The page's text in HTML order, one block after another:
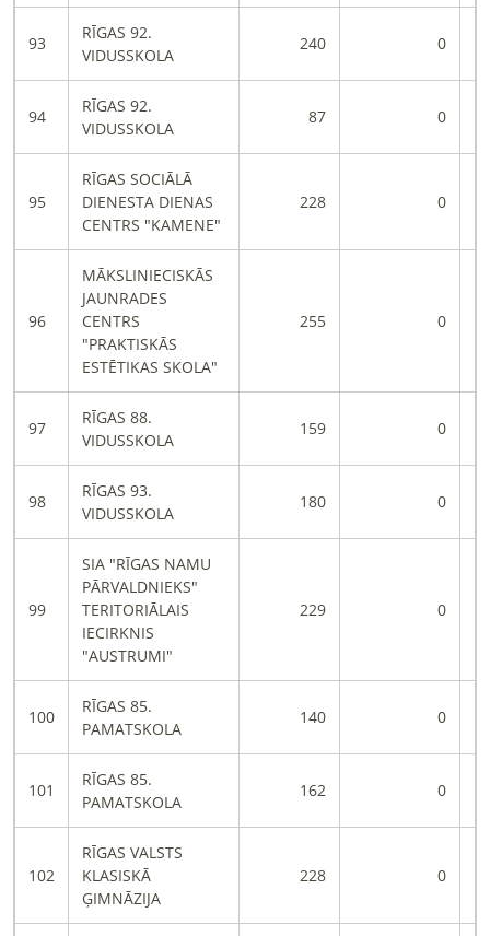
93
RĪGAS 92.
VIDUSSKOLA
240 0
94
RĪGAS 92.
VIDUSSKOLA
87 0
95
RĪGAS SOCIĀLĀ
DIENESTA DIENAS
CENTRS "KAMENE"
228 0
96
MĀKSLINIECISKĀS
JAUNRADES
CENTRS
"PRAKTISKĀS
ESTĒTIKAS SKOLA"
255 0
97
RĪGAS 88.
VIDUSSKOLA
159 0
98
RĪGAS 93.
VIDUSSKOLA
180 0
99
SIA "RĪGAS NAMU
PĀRVALDNIEKS"
TERITORIĀLAIS
IECIRKNIS
"AUSTRUMI"
229 0
100
RĪGAS 85.
PAMATSKOLA
140 0
101
RĪGAS 85.
PAMATSKOLA
162 0
102
RĪGAS VALSTS
KLASISKĀ
ĢIMNĀZIJA
228 0